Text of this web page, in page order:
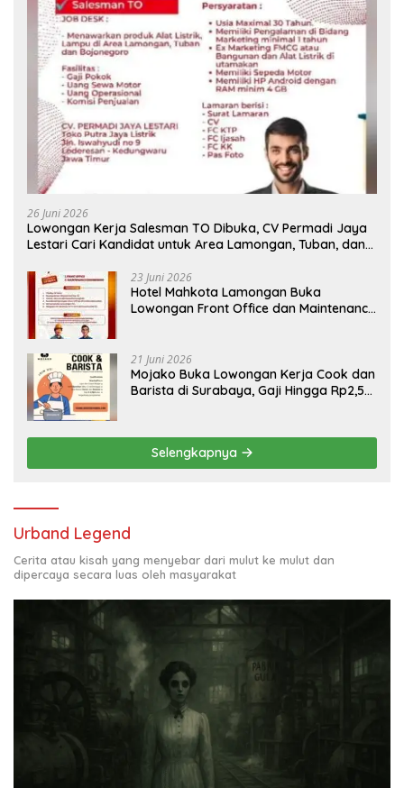
26 Juni 2026
Lowongan Kerja Salesman TO Dibuka, CV Permadi Jaya
Lestari Cari Kandidat untuk Area Lamongan, Tuban, dan
23 Juni 2026
Hotel Mahkota Lamongan Buka
Lowongan Front Office dan Maintenance
21 Juni 2026
Mojako Buka Lowongan Kerja Cook dan
Barista di Surabaya, Gaji Hingga Rp2,5
Selengkapnya
Urband Legend
Cerita atau kisah yang menyebar dari mulut ke mulut dan
dipercaya secara luas oleh masyarakat